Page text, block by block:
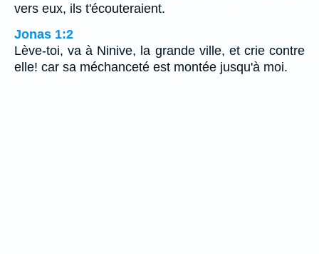
vers eux, ils t'écouteraient.
Jonas 1:2
Lève-toi, va à Ninive, la grande ville, et crie contre
elle! car sa méchanceté est montée jusqu'à moi.